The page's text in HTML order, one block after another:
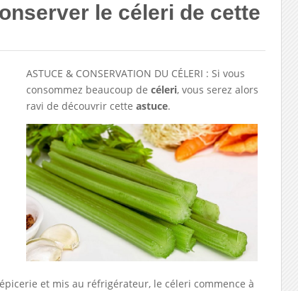
le céleri de cette
ASTUCE & CONSERVATION DU CÉLERI : Si vous
consommez beaucoup de céleri, vous serez alors
ravi de découvrir cette astuce.
et mis au réfrigérateur, le céleri commence à